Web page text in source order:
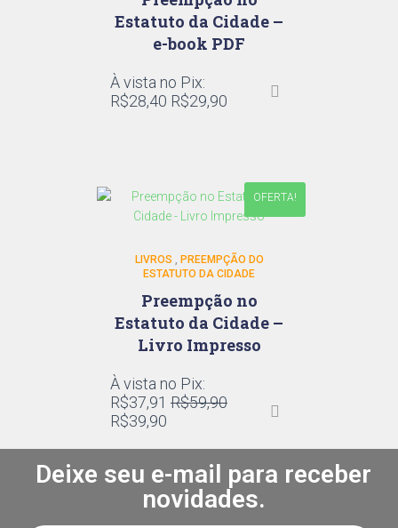
Estatuto da Cidade –
e-book PDF
À vista no Pix:
R$28,40 R$29,90
OFERTA!
LIVROS , PREEMPÇÃO DO
ESTATUTO DA CIDADE
Preempção no
Estatuto da Cidade –
Livro Impresso
À vista no Pix:
R$37,91 R$59,90
R$39,90
Deixe seu e-mail para receber
novidades.